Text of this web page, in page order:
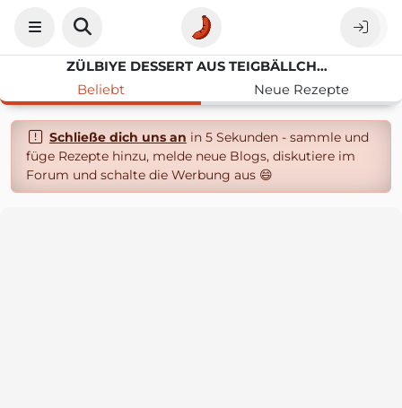
ZÜLBIYE DESSERT AUS TEIGBÄLLCHEN MIT SIRUP UND WALNÜSSE
Beliebt
Neue Rezepte
Schließe dich uns an in 5 Sekunden - sammle und
füge Rezepte hinzu, melde neue Blogs, diskutiere im
Forum und schalte die Werbung aus 😄